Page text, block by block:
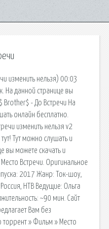
изменить нельзя) 00:03
На данной странице вы
Brother$ - До Встречи На
онлайн бесплатно.
изменить нельзя v2
Тут можно слушать и
вы можете скачать и
Встречи. Оригинальное
2017 Жанр: Ток-шоу,
НТВ Ведущие: Ольга
~90 мин. Сайт
Вам без
торрент » Фильм » Место